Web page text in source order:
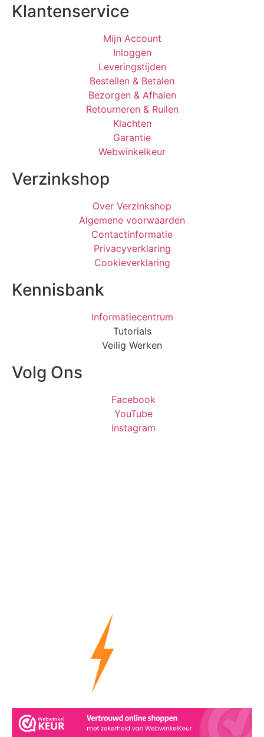
Klantenservice
Mijn Account
Inloggen
Leveringstijden
Bestellen & Betalen
Bezorgen & Afhalen
Retourneren & Ruilen
Klachten
Garantie
Webwinkelkeur
Verzinkshop
Over Verzinkshop
Algemene voorwaarden
Contactinformatie
Privacyverklaring
Cookieverklaring
Kennisbank
Informatiecentrum
Tutorials
Veilig Werken
Volg Ons
Facebook
YouTube
Instagram